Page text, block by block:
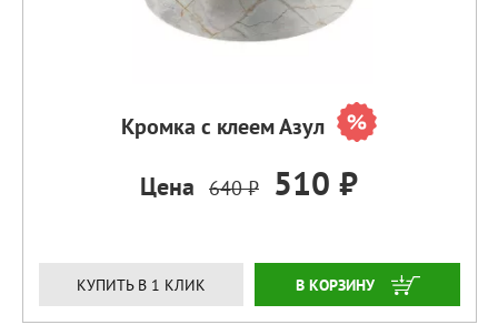
Кромка с клеем Азул
Цена 640 ₽ 510 ₽
КУПИТЬ В 1 КЛИК ЗАКАЗАТЬ